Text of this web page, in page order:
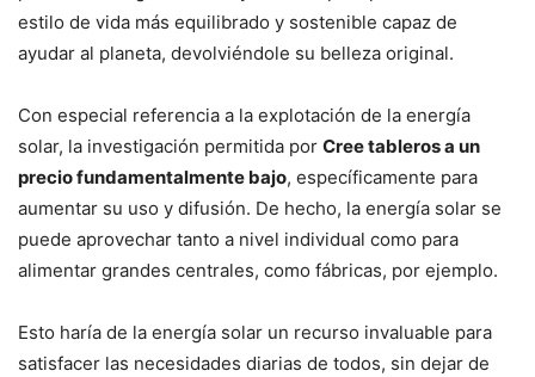
estilo de vida más equilibrado y sostenible capaz de
ayudar al planeta, devolviéndole su belleza original.
Con especial referencia a la explotación de la energía
solar, la investigación permitida por Cree tableros a un
precio fundamentalmente bajo, específicamente para
aumentar su uso y difusión. De hecho, la energía solar se
puede aprovechar tanto a nivel individual como para
alimentar grandes centrales, como fábricas, por ejemplo.
Esto haría de la energía solar un recurso invaluable para
satisfacer las necesidades diarias de todos, sin dejar de